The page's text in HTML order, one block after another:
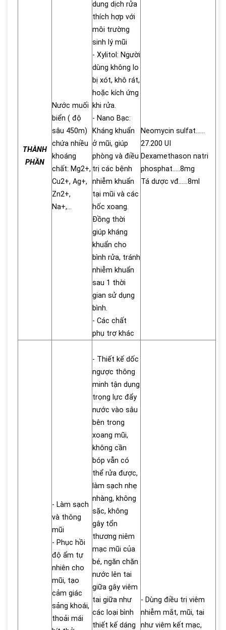
THÀNH
PHẦN
Nước muối
biển ( độ
sâu 450m)
chứa nhiều
khoáng
chất: Mg2+,
Cu2+, Ag+,
Zn2+,
Na+,...
dung dịch rửa
thích hợp với
môi trường
sinh lý mũi
- Xylitol: Người
dùng không lo
bị xót, khô rát,
hoặc kích ứng
khi rửa.
- Nano Bạc:
Kháng khuẩn
ở mũi, giúp
phòng và điều
trị các bệnh
nhiễm khuẩn
tại mũi và các
hốc xoang.
Đồng thời
giúp kháng
khuẩn cho
bình rửa, tránh
nhiễm khuẩn
sau 1 thời
gian sử dụng
bình.
- Các chất
phụ trợ khác
Neomycin sulfat……
27.200 UI
Dexamethason natri
phosphat…..8mg
Tá dược vđ……8ml
- Làm sạch
và thông
mũi
- Phục hồi
độ ẩm tự
nhiên cho
mũi, tạo
cảm giác
sảng khoái,
thoải mái
- Thiết kế dốc
ngược thông
minh tận dụng
trọng lực đẩy
nước vào sâu
bên trong
xoang mũi,
không cần
bóp vẫn có
thể rửa được,
làm sạch nhẹ
nhàng, không
sặc, không
gây tổn
thương niêm
mạc mũi của
bé, ngăn chặn
nước lên tai
giữa gây viêm
tai giữa như
các loại bình
thiết kế dáng
- Dùng điều trị viêm
nhiễm mắt, mũi, tai
như viêm kết mạc,